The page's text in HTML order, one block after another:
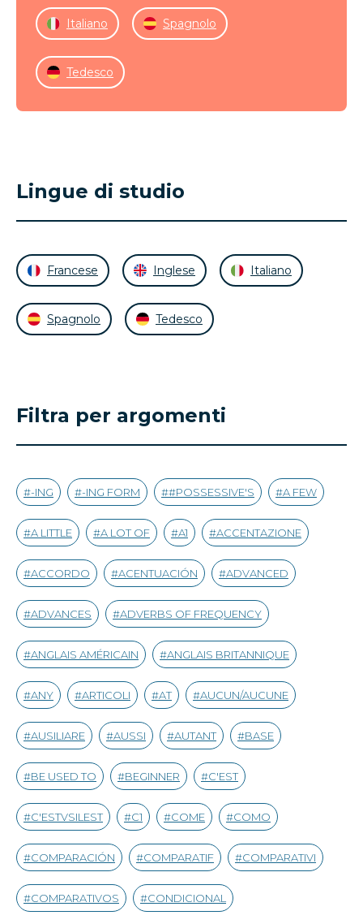
Italiano Spagnolo
Tedesco
Lingue di studio
Francese Inglese Italiano
Spagnolo Tedesco
Filtra per argomenti
-ING -ING FORM #POSSESSIVE'S A FEW
A LITTLE A LOT OF A1 ACCENTAZIONE
ACCORDO ACENTUACIÓN ADVANCED
ADVANCES ADVERBS OF FREQUENCY
ANGLAIS AMÉRICAIN ANGLAIS BRITANNIQUE
ANY ARTICOLI AT AUCUN/AUCUNE
AUSILIARE AUSSI AUTANT BASE
BE USED TO BEGINNER C'EST
C'ESTVSILEST C1 COME COMO
COMPARACIÓN COMPARATIF COMPARATIVI
COMPARATIVOS CONDICIONAL